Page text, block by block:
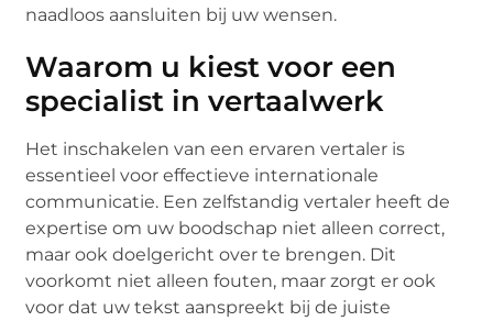
naadloos aansluiten bij uw wensen.
Waarom u kiest voor een
specialist in vertaalwerk
Het inschakelen van een ervaren vertaler is
essentieel voor effectieve internationale
communicatie. Een zelfstandig vertaler heeft de
expertise om uw boodschap niet alleen correct,
maar ook doelgericht over te brengen. Dit
voorkomt niet alleen fouten, maar zorgt er ook
voor dat uw tekst aanspreekt bij de juiste